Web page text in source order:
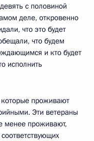
с половиной
деле, откровенно
что это будет
что будем
и кто будет
исполнить
которые проживают
Эти ветераны
менее проживают,